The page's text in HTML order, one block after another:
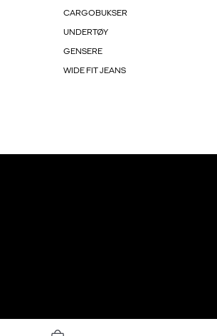
CARGOBUKSER
UNDERTØY
GENSERE
WIDE FIT JEANS